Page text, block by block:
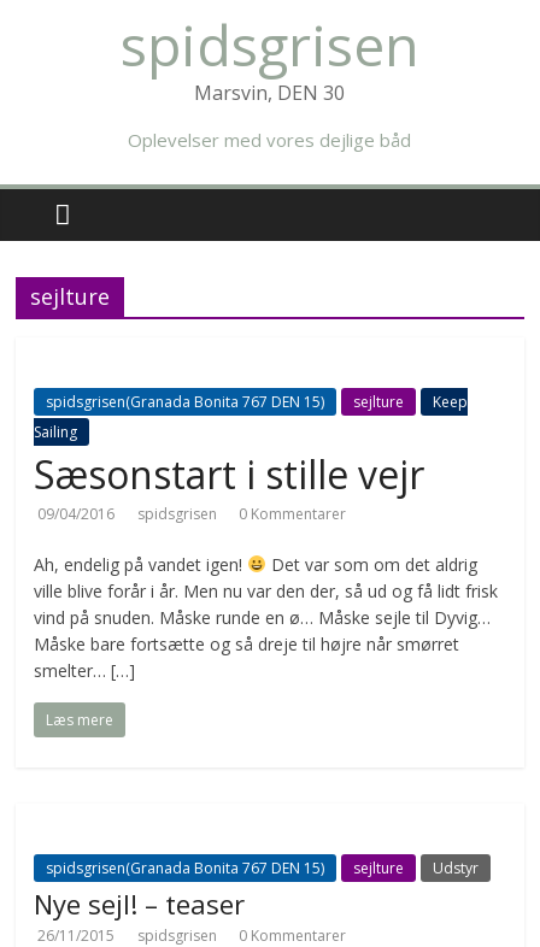
spidsgrisen
Marsvin, DEN 30
Oplevelser med vores dejlige båd
sejlture
spidsgrisen(Granada Bonita 767 DEN 15) sejlture
Keep
Sailing
Sæsonstart i stille vejr
09/04/2016 spidsgrisen 0 Kommentarer
Ah, endelig på vandet igen!
Det var som om det aldrig
ville blive forår i år. Men nu var den der, så ud og få lidt frisk
vind på snuden. Måske runde en ø… Måske sejle til Dyvig…
Måske bare fortsætte og så dreje til højre når smørret
smelter… […]
Læs mere
spidsgrisen(Granada Bonita 767 DEN 15) sejlture Udstyr
Nye sejl! – teaser
26/11/2015 spidsgrisen 0 Kommentarer